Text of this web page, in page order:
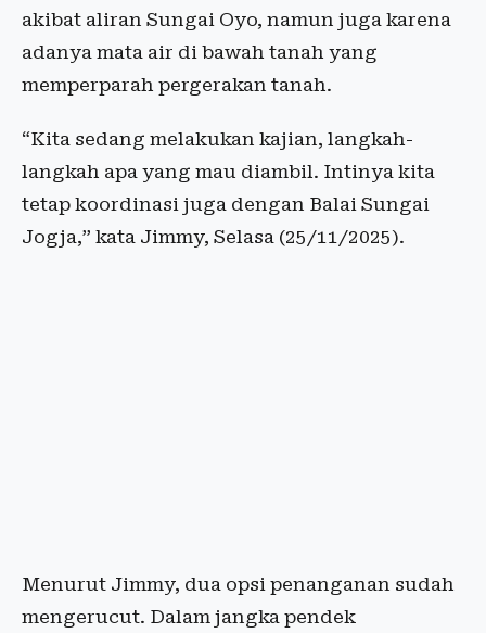
akibat aliran Sungai Oyo, namun juga karena
adanya mata air di bawah tanah yang
memperparah pergerakan tanah.
“Kita sedang melakukan kajian, langkah-
langkah apa yang mau diambil. Intinya kita
tetap koordinasi juga dengan Balai Sungai
Jogja,” kata Jimmy, Selasa (25/11/2025).
Menurut Jimmy, dua opsi penanganan sudah
mengerucut. Dalam jangka pendek